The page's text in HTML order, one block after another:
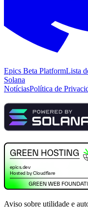
Epics Beta PlatformLista
Solana
NotíciasPolítica de
Aviso sobre utilidade e